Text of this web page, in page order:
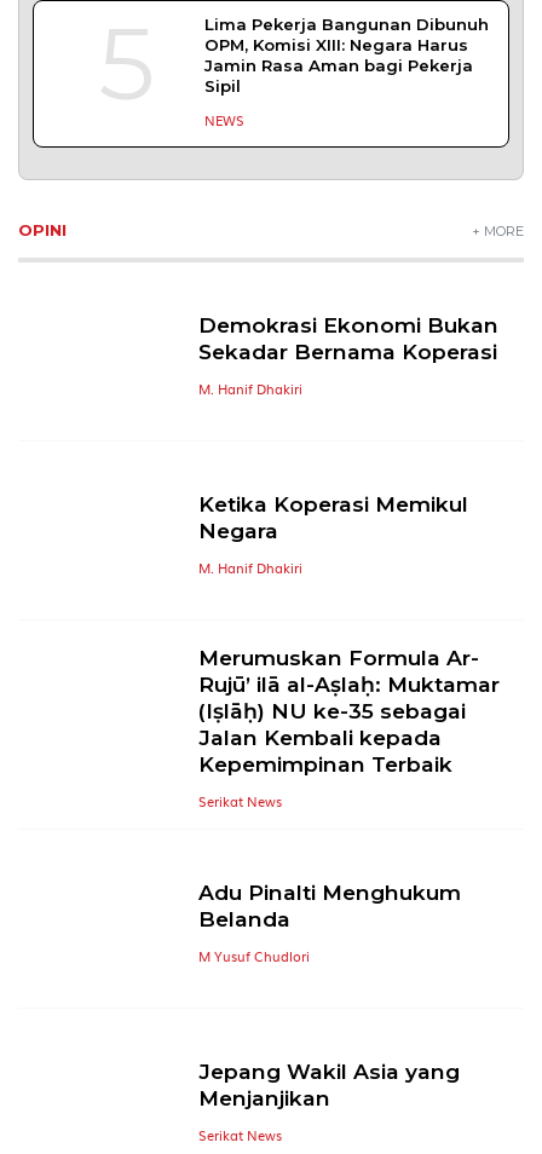
5
Lima Pekerja Bangunan Dibunuh
OPM, Komisi XIII: Negara Harus
Jamin Rasa Aman bagi Pekerja
Sipil
NEWS
OPINI + MORE
Demokrasi Ekonomi Bukan
Sekadar Bernama Koperasi
M. Hanif Dhakiri
Ketika Koperasi Memikul
Negara
M. Hanif Dhakiri
Merumuskan Formula Ar-
Rujū’ ilā al-Aṣlaḥ: Muktamar
(Iṣlāḥ) NU ke-35 sebagai
Jalan Kembali kepada
Kepemimpinan Terbaik
Serikat News
Adu Pinalti Menghukum
Belanda
M Yusuf Chudlori
Jepang Wakil Asia yang
Menjanjikan
Serikat News